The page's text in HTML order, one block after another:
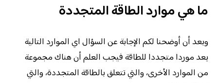
ما هي موارد الطاقة المتجددة
وبعد أن أوضحنا لكم الإجابة عن السؤال اي الموارد التالية
يعد موردا متجددا للطاقة فيجب العلم أن هناك مجموعة
من الموارد الأخرى، والتي تتعلق بالطاقة المتجددة، والتي